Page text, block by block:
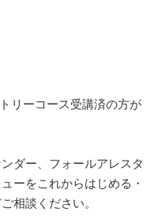
リーコース受講済の方が
ダー、 フォールアレスタ
ーをこれからはじめる・
相談ください。